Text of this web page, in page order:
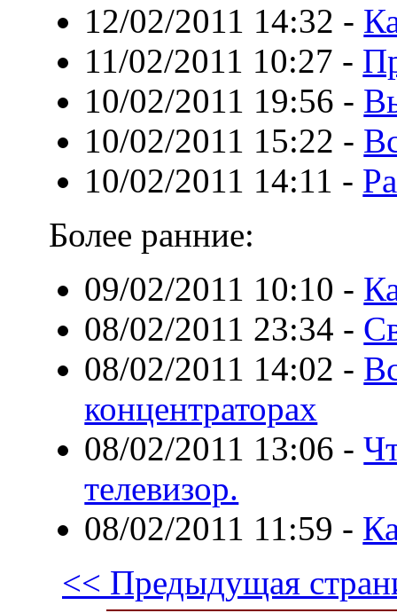
12/02/2011 14:32 -
11/02/2011 10:27 -
10/02/2011 19:56 -
10/02/2011 15:22 -
10/02/2011 14:11 -
Более ранние:
09/02/2011 10:10 -
08/02/2011 23:34 -
08/02/2011 14:02 -
концентраторах
08/02/2011 13:06 -
телевизор.
08/02/2011 11:59 -
<< Предыдущая